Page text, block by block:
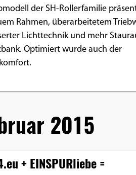
der SH-Rollerfamilie
Rahmen, überarbeitetem
Lichttechnik und mehr
Optimiert wurde auch der
2015
+ EINSPURliebe =